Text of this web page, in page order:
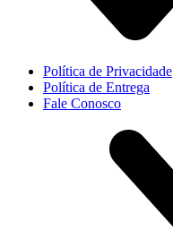
Política de Privacidade
Política de Entrega
Fale Conosco